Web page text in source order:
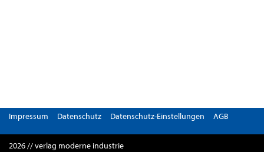
Impressum Datenschutz Datenschutz-Einstellungen AGB
2026 // verlag moderne industrie